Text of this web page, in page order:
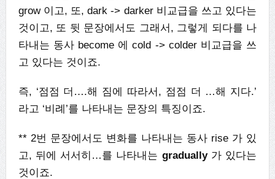
grow 이고, 또, dark -> darker 비교급을 쓰고 있다는
것이고, 또 뒷 문장에서도 그래서, 그렇게 되다를 나
타내는 동사 become 에 cold -> colder 비교급을 쓰
고 있다는 것이죠.
즉, ‘점점 더….해 짐에 따라서, 점점 더 …해 지다.’
라고 ‘비례’를 나타내는 문장의 특징이죠.
** 2번 문장에서도 변화를 나타내는 동사 rise 가 있
고, 뒤에 서서히…를 나타내는 gradually 가 있다는
것이죠.